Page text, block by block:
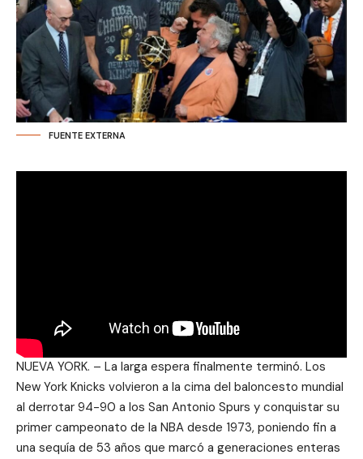
FUENTE EXTERNA
NUEVA YORK. – La larga espera finalmente terminó. Los
New York Knicks volvieron a la cima del baloncesto mundial
al derrotar 94-90 a los San Antonio Spurs y conquistar su
primer campeonato de la NBA desde 1973, poniendo fin a
una sequía de 53 años que marcó a generaciones enteras